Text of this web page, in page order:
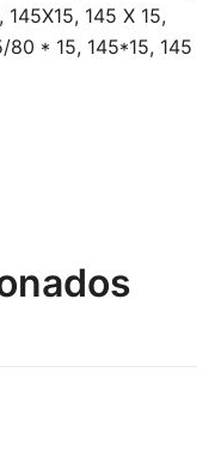
145 X 15,
80 * 15, 145*15, 145